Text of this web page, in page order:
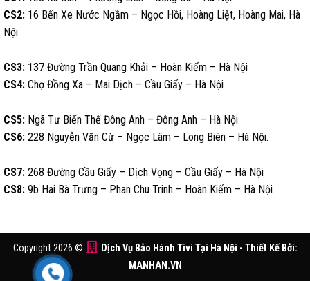
CS2: 16 Bến Xe Nước Ngầm – Ngọc Hồi, Hoàng Liệt, Hoàng Mai, Hà
Nội
CS3: 137 Đường Trần Quang Khải – Hoàn Kiếm – Hà Nội
CS4: Chợ Đồng Xa – Mai Dịch – Cầu Giấy – Hà Nội
CS5: Ngã Tư Biến Thế Đông Anh – Đông Anh – Hà Nội
CS6: 228 Nguyễn Văn Cừ – Ngọc Lâm – Long Biên – Hà Nội.
CS7: 268 Đường Cầu Giấy – Dịch Vọng – Cầu Giấy – Hà Nội
CS8: 9b Hai Bà Trưng – Phan Chu Trinh – Hoàn Kiếm – Hà Nội
Copyright 2026 © Dịch Vụ Bảo Hành Tivi Tại Hà Nội - Thiết Kế Bởi:
MANHAN.VN